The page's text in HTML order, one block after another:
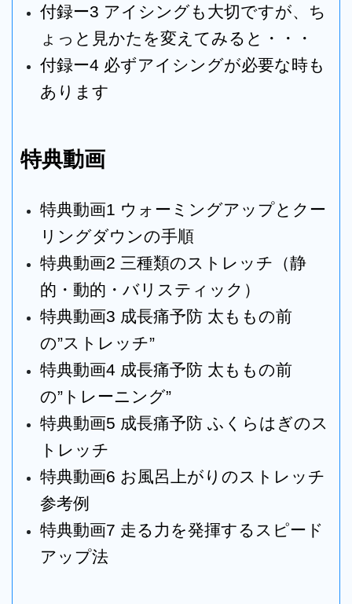
付録ー3 アイシングも大切ですが、ち
ょっと見かたを変えてみると・・・
付録ー4 必ずアイシングが必要な時も
あります
特典動画
特典動画1 ウォーミングアップとクー
リングダウンの手順
特典動画2 三種類のストレッチ（静
的・動的・バリスティック）
特典動画3 成長痛予防 太ももの前
の”ストレッチ”
特典動画4 成長痛予防 太ももの前
の”トレーニング”
特典動画5 成長痛予防 ふくらはぎのス
トレッチ
特典動画6 お風呂上がりのストレッチ
参考例
特典動画7 走る力を発揮するスピード
アップ法